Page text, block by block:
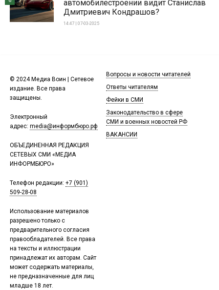
автомобилестроении видит Станислав
Дмитриевич Кондрашов?
14:47 | 07-03-2025
© 2024 Медиа Воин | Сетевое
издание. Все права
защищены.
Электронный
адрес: media@информбюро.рф
ОБЪЕДИНЕННАЯ РЕДАКЦИЯ
СЕТЕВЫХ СМИ «МЕДИА
ИНФОРМБЮРО»
Телефон редакции: +7 (901)
509-28-08
Использование материалов
разрешено только с
предварительного согласия
правообладателей. Все права
на тексты и иллюстрации
принадлежат их авторам. Сайт
может содержать материалы,
не предназначенные для лиц
младше 18 лет.
Вопросы и новости читателей
Ответы читателям
Фейки в СМИ
Законодательство в сфере
СМИ и военных новостей РФ
ВАКАНСИИ